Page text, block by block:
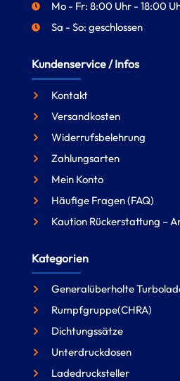
Mo - Fr: 8:00 Uhr - 18:00
Sa - So: geschlossen
Kundenservice / Infos
Kontakt
Versandkosten
Widerrufsbelehrung
Zahlungsarten
Mein Konto
Häufige Fragen (FAQ)
Kaution Rückerstattung –
Kategorien
Generalüberholte
Rumpfgruppe(CHRA)
Dichtungssätze
Unterdruckdosen
Ladedrucksteller